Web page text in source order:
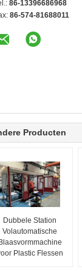
86-13396686968
86-574-81688011
Producten
Dubbele Station
Volautomatische
Plastic Flessen